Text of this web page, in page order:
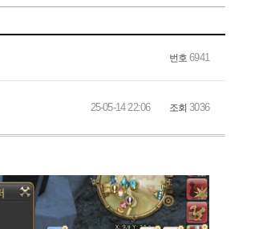
번호 6941
25-05-14 22:06 조회 3036